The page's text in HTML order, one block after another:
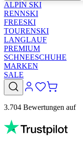
ALPIN SKI
RENNSKI
FREESKI
TOURENSKI
LANGLAUF
PREMIUM
SCHNEESCHUHE
MARKEN
SALE
3.704 Bewertungen auf